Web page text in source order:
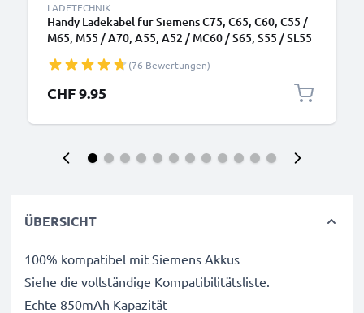
LADETECHNIK
Handy Ladekabel für Siemens C75, C65, C60, C55 /
M65, M55 / A70, A55, A52 / MC60 / S65, S55 / SL55
Ladegerät 1.5m, Handyladekabel
(76 Bewertungen)
CHF 9.95
ÜBERSICHT
100% kompatibel mit Siemens Akkus
Siehe die vollständige Kompatibilitätsliste.
Echte 850mAh Kapazität